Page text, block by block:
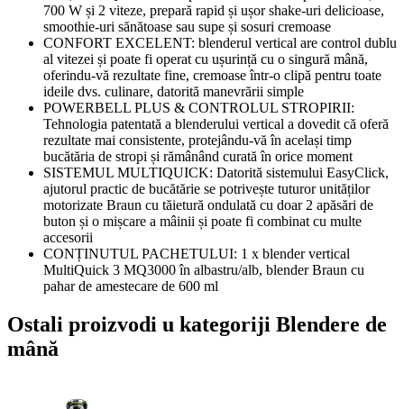
700 W și 2 viteze, prepară rapid și ușor shake-uri delicioase,
smoothie-uri sănătoase sau supe și sosuri cremoase
CONFORT EXCELENT: blenderul vertical are control dublu
al vitezei și poate fi operat cu ușurință cu o singură mână,
oferindu-vă rezultate fine, cremoase într-o clipă pentru toate
ideile dvs. culinare, datorită manevrării simple
POWERBELL PLUS & CONTROLUL STROPIRII:
Tehnologia patentată a blenderului vertical a dovedit că oferă
rezultate mai consistente, protejându-vă în același timp
bucătăria de stropi și rămânând curată în orice moment
SISTEMUL MULTIQUICK: Datorită sistemului EasyClick,
ajutorul practic de bucătărie se potrivește tuturor unităților
motorizate Braun cu tăietură ondulată cu doar 2 apăsări de
buton și o mișcare a mâinii și poate fi combinat cu multe
accesorii
CONȚINUTUL PACHETULUI: 1 x blender vertical
MultiQuick 3 MQ3000 în albastru/alb, blender Braun cu
pahar de amestecare de 600 ml
Ostali proizvodi u kategoriji Blendere de
mână